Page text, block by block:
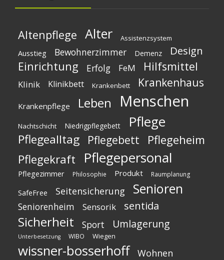
Altenpflege Alter Assistenzsystem
Ausstieg Bewohnerzimmer Demenz Design
Einrichtung Erfolg FeM Hilfsmittel
Klinik Klinikbett Krankenbett Krankenhaus
Krankenpflege Leben Menschen
Nachtschicht Niedrigpflegebett Pflege
Pflegealltag Pflegebett
Pflegeheim
Pflegekraft
Pflegepersonal
Pflegezimmer Philosophie Produkt Raumplanung
SafeFree Seitensicherung Senioren
Seniorenheim Sensorik sentida
Sicherheit Sport Umlagerung
Unterbesetzung WIBO Wiegen
wissner-bosserhoff Wohnen